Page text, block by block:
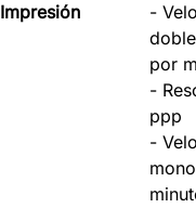
Impresión
-
por
-
ppp
-